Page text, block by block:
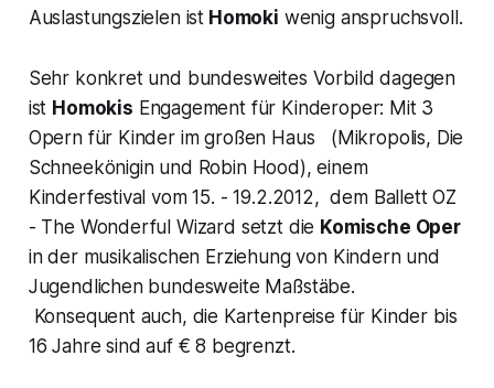
Auslastungszielen ist Homoki wenig anspruchsvoll.
Sehr konkret und bundesweites Vorbild dagegen
ist Homokis Engagement für Kinderoper: Mit 3
Opern für Kinder im großen Haus (Mikropolis, Die
Schneekönigin und Robin Hood), einem
Kinderfestival vom 15. - 19.2.2012, dem BallettOZ
- The Wonderful Wizard setzt die Komische Oper
in der musikalischen Erziehung von Kindern und
Jugendlichen bundesweite Maßstäbe.
Konsequent auch, die Kartenpreise für Kinder bis
16 Jahre sind auf € 8 begrenzt.